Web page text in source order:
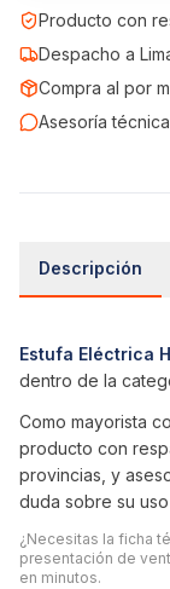
Producto con
Despacho a
Compra al por
Asesoría
Descripción
Estufa Eléctrica
dentro de la
Como mayorista
producto con
provincias, y
duda sobre su
¿Necesitas la ficha
presentación de
en minutos.